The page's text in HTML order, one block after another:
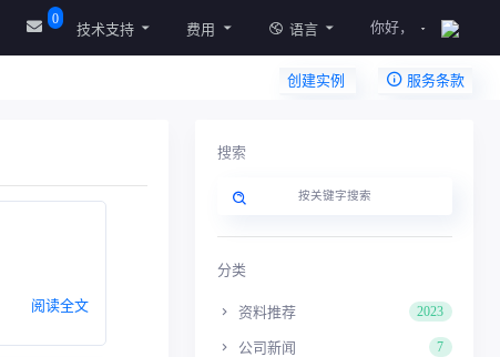
0
技术支持 费用 语言 你好，
创建实例
服务条款
阅读全文
搜索
分类
资料推荐 2023
公司新闻 7